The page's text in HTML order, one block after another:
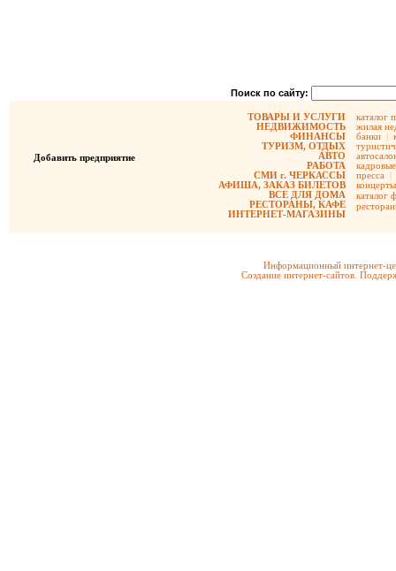
Поиск по сайту:
Добавить предприятие
ТОВАРЫ И УСЛУГИ
НЕДВИЖИМОСТЬ
ФИНАНСЫ
ТУРИЗМ, ОТДЫХ
АВТО
РАБОТА
СМИ г. ЧЕРКАССЫ
АФИША, ЗАКАЗ БИЛЕТОВ
ВСЕ ДЛЯ ДОМА
РЕСТОРАНЫ, КАФЕ
ИНТЕРНЕТ-МАГАЗИНЫ
каталог
жилая
банки |
пресса |
концерты
каталог
Информационный интернет-
Создание интернет-сайтов.